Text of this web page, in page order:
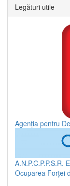
Legături utile
Agenția pentru
A.N.P.C.P.P.S.R.
Ocuparea Forței